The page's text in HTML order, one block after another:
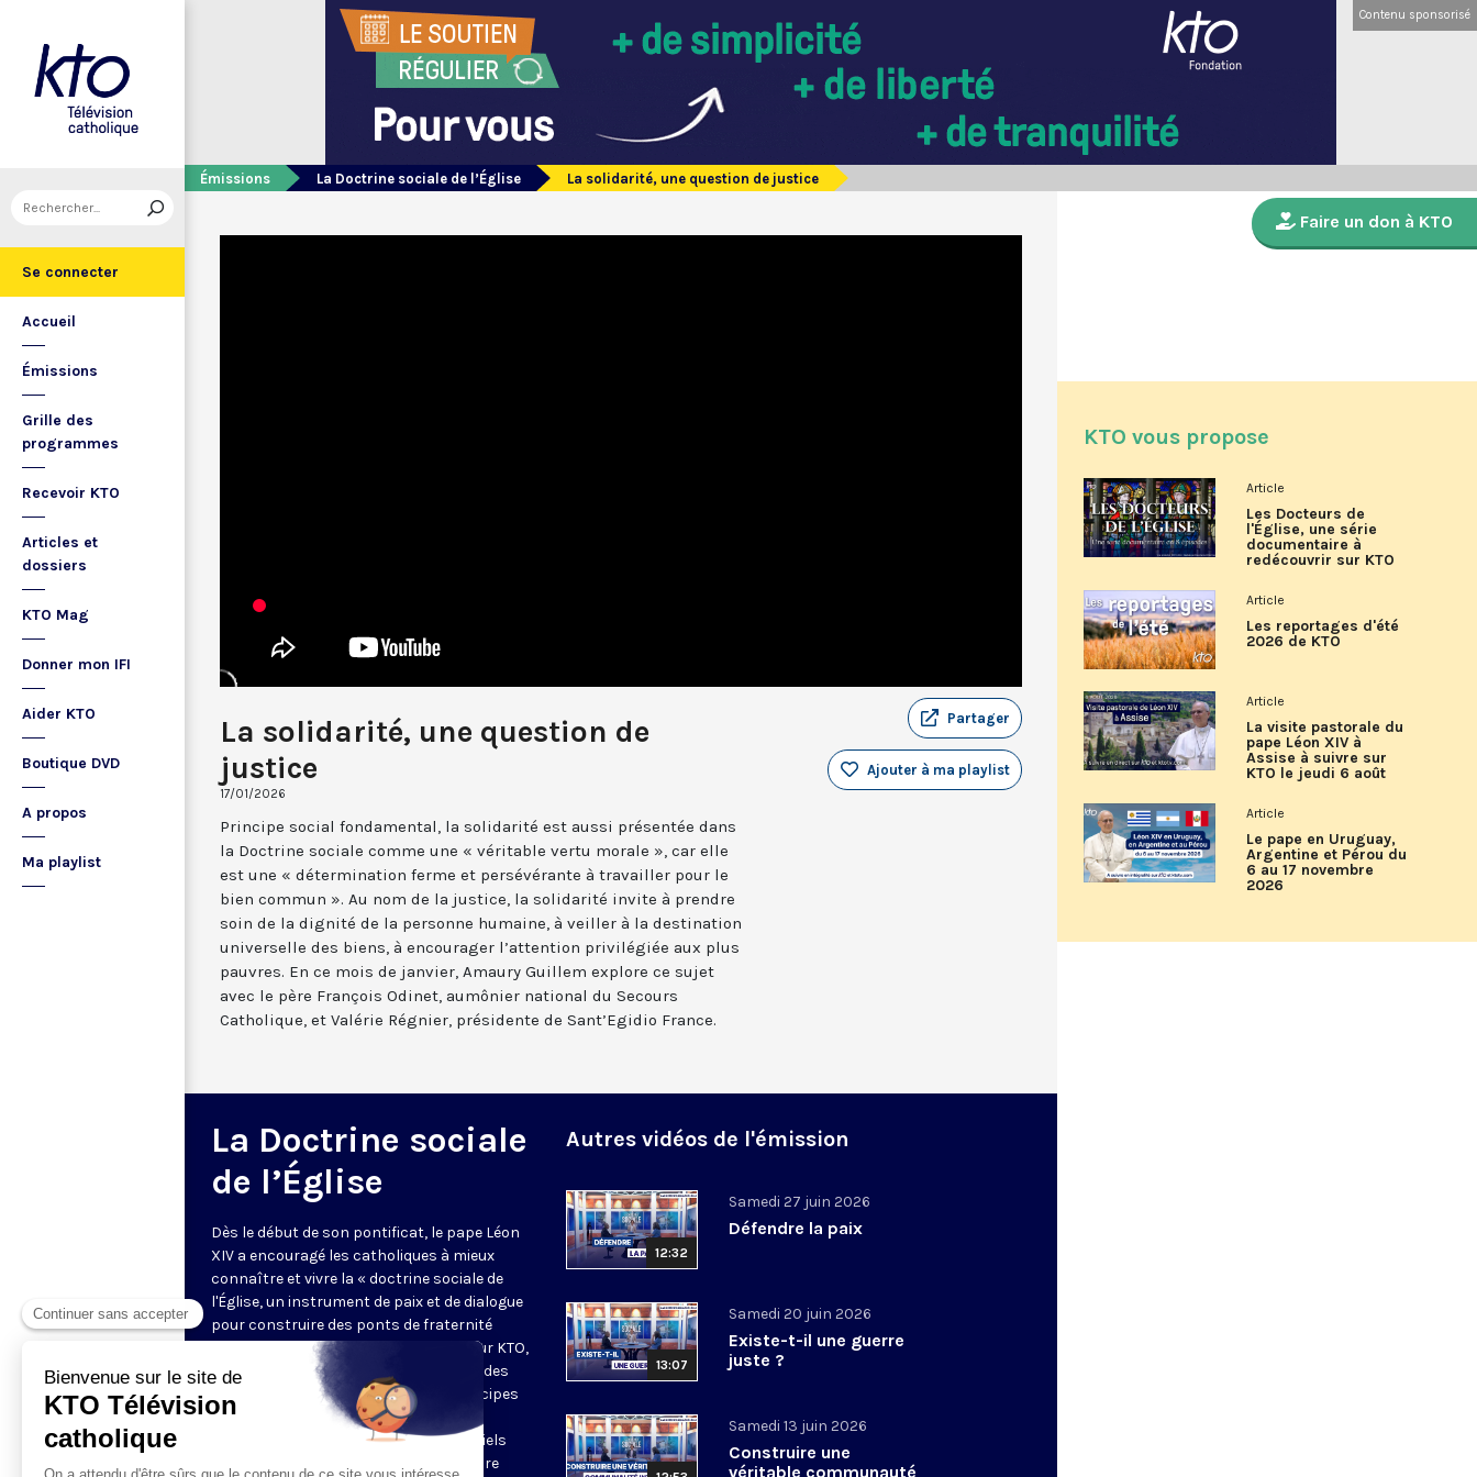
Se connecter
Accueil
Émissions
Grille des
programmes
Recevoir KTO
Articles et
dossiers
KTO Mag
Donner mon IFI
Aider KTO
Boutique DVD
A propos
Ma playlist
Contenu sponsorisé
Émissions La Doctrine sociale de l’Église La solidarité, une question de justice
La solidarité, une question de
justice
17/01/2026
Partager
Ajouter à ma playlist
Principe social fondamental, la solidarité est aussi présentée dans
la Doctrine sociale comme une « véritable vertu morale », car elle
est une « détermination ferme et persévérante à travailler pour le
bien commun ». Au nom de la justice, la solidarité invite à prendre
soin de la dignité de la personne humaine, à veiller à la destination
universelle des biens, à encourager l’attention privilégiée aux plus
pauvres. En ce mois de janvier, Amaury Guillem explore ce sujet
avec le père François Odinet, aumônier national du Secours
Catholique, et Valérie Régnier, présidente de Sant’Egidio France.
La Doctrine sociale
de l’Église
Dès le début de son pontificat, le pape Léon
XIV a encouragé les catholiques à mieux
connaître et vivre la « doctrine sociale de
l'Église, un instrument de paix et de dialogue
pour construire des ponts de fraternité
universelle ». Chaque samedi à 19h15 sur KTO,
Amaury Guillem reçoit des hommes et des
femmes qui incarnent les grands principes
de cette pensée sociale chrétienne et
donnent des points de repères essentiels
pour agir. Un rendez-vous hebdomadaire
Autres vidéos de l'émission
12:32
Samedi 27 juin 2026
Défendre la paix
13:07
Samedi 20 juin 2026
Existe-t-il une guerre
juste ?
Samedi 13 juin 2026
Construire une
véritable communauté
Faire un don à KTO
KTO vous propose
Article
Les Docteurs de
l'Église, une série
documentaire à
redécouvrir sur KTO
Article
Les reportages d'été
2026 de KTO
Article
La visite pastorale du
pape Léon XIV à
Assise à suivre sur
KTO le jeudi 6 août
Article
Le pape en Uruguay,
Argentine et Pérou du
6 au 17 novembre
2026